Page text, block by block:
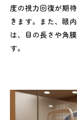
度の視力回復が期
きます。また、眼
は、目の長さや角
す。